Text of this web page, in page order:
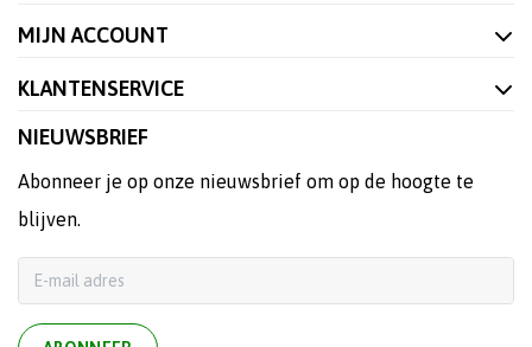
MIJN ACCOUNT
KLANTENSERVICE
NIEUWSBRIEF
Abonneer je op onze nieuwsbrief om op de hoogte te
blijven.